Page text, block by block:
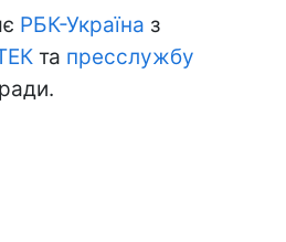
РБК-Україна з
та пресслужбу